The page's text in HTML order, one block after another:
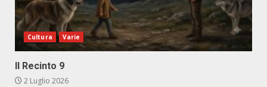
Cultura Varie
Il Recinto 9
2 Luglio 2026